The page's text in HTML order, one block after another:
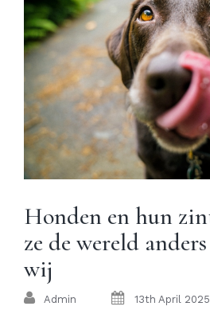
Honden en hun
ze de wereld
wij
Admin 13th April 2025